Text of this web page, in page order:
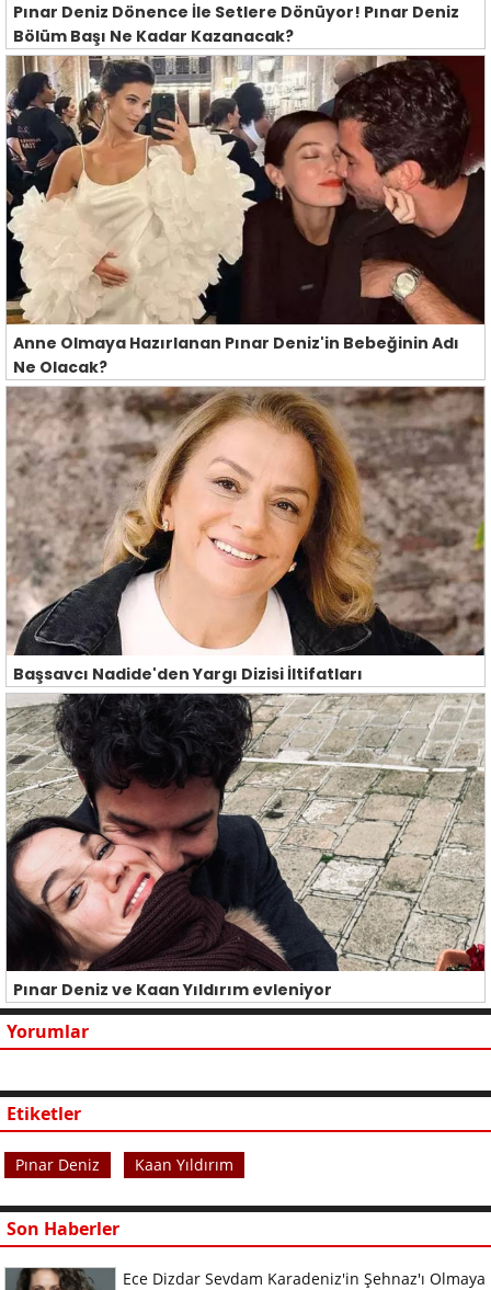
Pınar Deniz Dönence İle Setlere Dönüyor! Pınar Deniz
Bölüm Başı Ne Kadar Kazanacak?
Anne Olmaya Hazırlanan Pınar Deniz'in Bebeğinin Adı
Ne Olacak?
Başsavcı Nadide'den Yargı Dizisi İltifatları
Pınar Deniz ve Kaan Yıldırım evleniyor
Yorumlar
Etiketler
Pınar Deniz Kaan Yıldırım
Son Haberler
Ece Dizdar Sevdam Karadeniz'in Şehnaz'ı Olmaya